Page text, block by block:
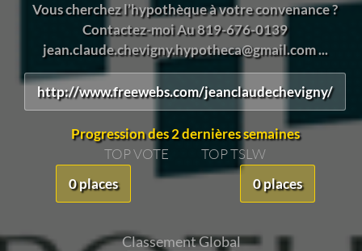
Vous cherchez l’hypothèque à votre convenance ?
Contactez-moi Au 819-676-0139
jean.claude.chevigny.hypotheca@gmail.com ...
http://www.freewebs.com/jeanclaudechevigny/
Progression des 2 dernières semaines
TOP VOTE
0 places
TOP TSLW
0 places
Classement Global